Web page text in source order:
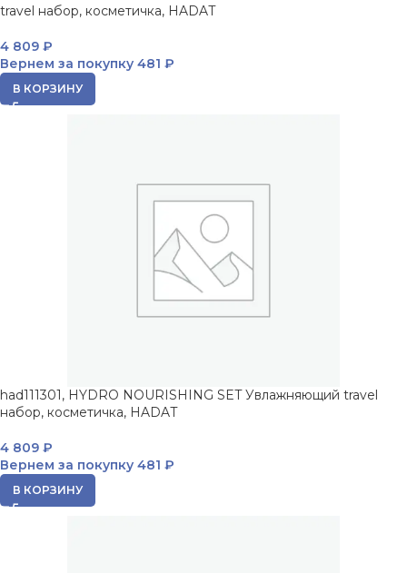
travel набор, косметичка, HADAT
4 809 ₽
Вернем за покупку 481 ₽
В КОРЗИНУ
had111301, HYDRO NOURISHING SET Увлажняющий travel
набор, косметичка, HADAT
4 809 ₽
Вернем за покупку 481 ₽
В КОРЗИНУ